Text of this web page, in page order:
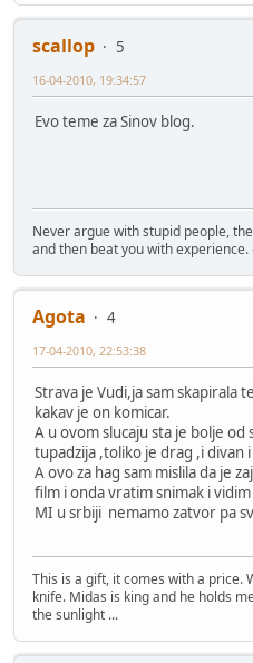
scallop
5
16-04-2010, 19:34:57
Evo teme za Sinov blog.
Never argue with stupid people,
and then beat you with experience.
Agota
4
17-04-2010, 22:53:38
Strava je Vudi,ja sam skapirala
kakav je on komicar.
A u ovom slucaju sta je bolje
tupadzija ,toliko je drag ,i divan
A ovo za hag sam mislila da je
film i onda vratim snimak i
MI u srbiji nemamo zatvor pa
This is a gift, it comes with a price.
knife. Midas is king and he holds
the sunlight ...